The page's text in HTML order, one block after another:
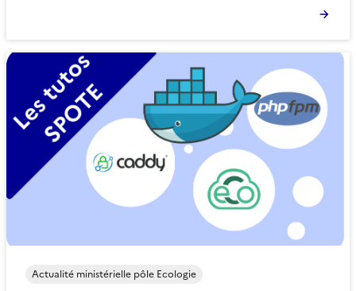
Actualité ministérielle pôle Ecologie